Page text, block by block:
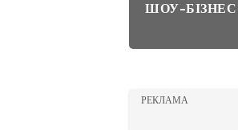
ШОУ-БІЗНЕС
РЕКЛАМА